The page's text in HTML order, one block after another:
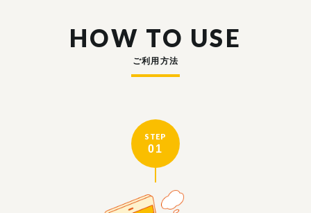
HOW TO USE
ご利用方法
STEP
01